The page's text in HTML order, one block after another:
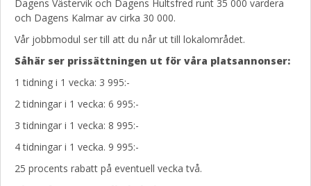
Dagens Västervik och Dagens Hultsfred runt 35 000 vardera
och Dagens Kalmar av cirka 30 000.
Vår jobbmodul ser till att du når ut till lokalområdet.
Såhär ser prissättningen ut för våra platsannonser:
1 tidning i 1 vecka: 3 995:-
2 tidningar i 1 vecka: 6 995:-
3 tidningar i 1 vecka: 8 995:-
4 tidningar i 1 vecka. 9 995:-
25 procents rabatt på eventuell vecka två.